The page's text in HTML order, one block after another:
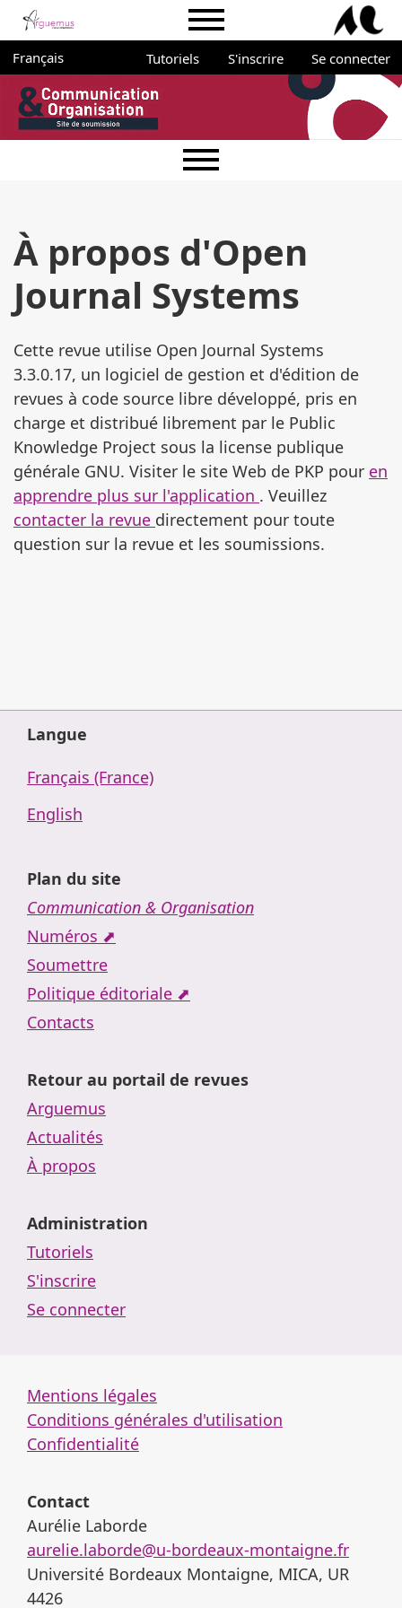
Aller directement au menu principal
Aller directement au contenu principal
Aller au pied de page
Menu du portail Arguemus
Changer de langue. La langue actuelle est :
Français
Administration
Tutoriels S'inscrire Se connecter
Menu principal
À propos d'Open
Journal Systems
Cette revue utilise Open Journal Systems
3.3.0.17, un logiciel de gestion et d'édition de
revues à code source libre développé, pris en
charge et distribué librement par le Public
Knowledge Project sous la license publique
générale GNU. Visiter le site Web de PKP pour en
apprendre plus sur l'application . Veuillez
contacter la revue directement pour toute
question sur la revue et les soumissions.
Langue
Français (France)
English
Plan du site
Communication & Organisation
Numéros ⬈
Soumettre
Politique éditoriale ⬈
Contacts
Retour au portail de revues
Arguemus
Actualités
À propos
Administration
Tutoriels
S'inscrire
Se connecter
Mentions légales
Conditions générales d'utilisation
Confidentialité
Contact
Aurélie Laborde
aurelie.laborde@u-bordeaux-montaigne.fr
Université Bordeaux Montaigne, MICA, UR
4426